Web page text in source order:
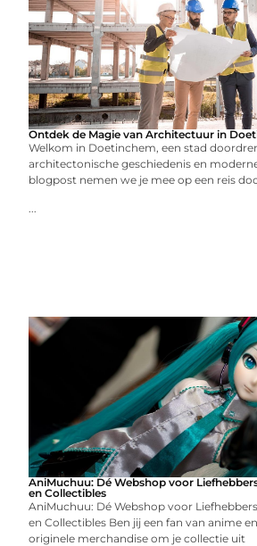
Ontdek de Magie van Architectuur in
Welkom in Doetinchem, een stad
architectonische geschiedenis en
blogpost nemen we je mee op een reis
...
AniMuchuu: Dé Webshop voor
en Collectibles
AniMuchuu: Dé Webshop voor
en Collectibles Ben jij een fan van anime
originele merchandise om je collectie uit